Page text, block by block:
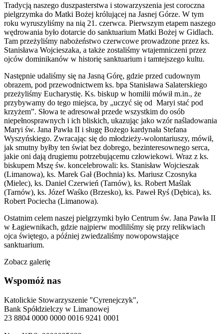
Tradycją naszego duszpasterstwa i stowarzyszenia jest coroczna
pielgrzymka do Matki Bożej królującej na Jasnej Górze. W tym
roku wyruszyliśmy na nią 21. czerwca. Pierwszym etapem naszego
wędrowania było dotarcie do sanktuarium Matki Bożej w Gidlach.
Tam przeżyliśmy nabożeństwo czerwcowe prowadzone przez ks.
Stanisława Wojcieszaka, a także zostaliśmy wtajemniczeni przez
ojców dominikanów w historię sanktuarium i tamtejszego kultu.
Następnie udaliśmy się na Jasną Górę, gdzie przed cudownym
obrazem, pod przewodnictwem ks. bpa Stanisława Salaterskiego
przeżyliśmy Eucharystię. Ks. biskup w homilii mówił m.in., że
przybywamy do tego miejsca, by „uczyć się od Maryi stać pod
krzyżem”. Słowa te adresował przede wszystkim do osób
niepełnosprawnych i ich bliskich, ukazując jako wzór naśladowania
Maryi św. Jana Pawła II i sługę Bożego kardynała Stefana
Wyszyńskiego. Zwracając się do młodzieży-wolontariuszy, mówił,
jak smutny byłby ten świat bez dobrego, bezinteresownego serca,
jakie oni dają drugiemu potrzebującemu człowiekowi. Wraz z ks.
biskupem Mszę św. koncelebrowali: ks. Stanisław Wojcieszak
(Limanowa), ks. Marek Gał (Bochnia) ks. Mariusz Czosnyka
(Mielec), ks. Daniel Czerwień (Tarnów), ks. Robert Maślak
(Tarnów), ks. Józef Waśko (Brzesko), ks. Paweł Ryś (Dębica), ks.
Robert Pociecha (Limanowa).
Ostatnim celem naszej pielgrzymki było Centrum św. Jana Pawła II
w Łagiewnikach, gdzie najpierw modliliśmy się przy relikwiach
ojca świętego, a później zwiedzaliśmy nowopowstające
sanktuarium.
Zobacz galerię
Wspomóż nas
Katolickie Stowarzyszenie "Cyrenejczyk",
Bank Spółdzielczy w Limanowej
23 8804 0000 0000 0016 9241 0001